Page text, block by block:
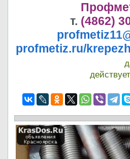
т. (4862)
profmetiz.ru/